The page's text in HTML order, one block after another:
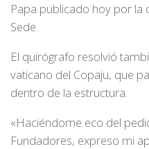
Papa publicado hoy por la
Sede.
El quirógrafo resolvió
vaticano del Copaju, que
dentro de la estructura.
«Haciéndome eco del
Fundadores, expreso mi